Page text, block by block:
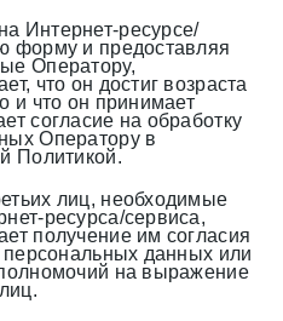
Интернет-ресурсе/
форму и предоставляя
Оператору,
что он достиг возраста
и что он принимает
согласие на обработку
Оператору в
Политикой.
лиц, необходимые
ресурса/сервиса,
получение им согласия
персональных данных или
на выражение